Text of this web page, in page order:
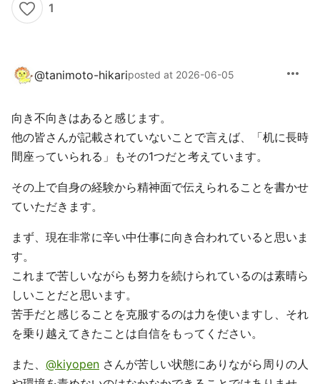
1
@tanimoto-hikariposted at 2026-06-05 more_horiz
向き不向きはあると感じます。
他の皆さんが記載されていないことで言えば、「机に長時
間座っていられる」もその1つだと考えています。
その上で自身の経験から精神面で伝えられることを書かせ
ていただきます。
まず、現在非常に辛い中仕事に向き合われていると思いま
す。
これまで苦しいながらも努力を続けられているのは素晴ら
しいことだと思います。
苦手だと感じることを克服するのは力を使いますし、それ
を乗り越えてきたことは自信をもってください。
また、 @kiyopen さんが苦しい状態にありながら周りの人